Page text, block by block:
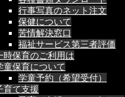
行事写真のネット注文
保健について
苦情解決窓口
福祉サービス第三者評価
時保育のご利用は
童保育について
学童予約（希望受付）
育て支援